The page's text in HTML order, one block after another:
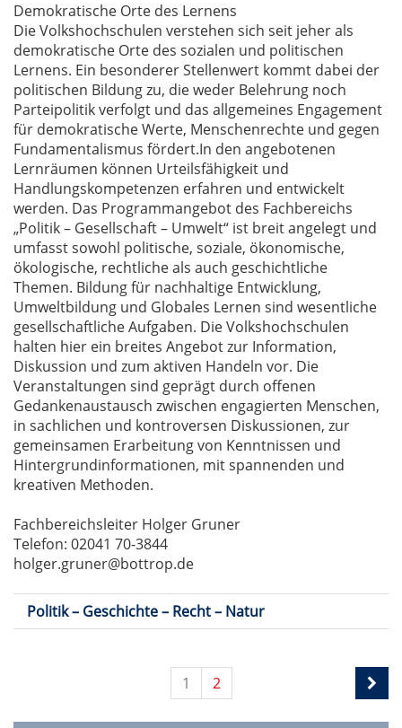
Demokratische Orte des Lernens
Die Volkshochschulen verstehen sich seit jeher als
demokratische Orte des sozialen und politischen
Lernens. Ein besonderer Stellenwert kommt dabei der
politischen Bildung zu, die weder Belehrung noch
Parteipolitik verfolgt und das allgemeines Engagement
für demokratische Werte, Menschenrechte und gegen
Fundamentalismus fördert.In den angebotenen
Lernräumen können Urteilsfähigkeit und
Handlungskompetenzen erfahren und entwickelt
werden. Das Programmangebot des Fachbereichs
„Politik – Gesellschaft – Umwelt“ ist breit angelegt und
umfasst sowohl politische, soziale, ökonomische,
ökologische, rechtliche als auch geschichtliche
Themen. Bildung für nachhaltige Entwicklung,
Umweltbildung und Globales Lernen sind wesentliche
gesellschaftliche Aufgaben. Die Volkshochschulen
halten hier ein breites Angebot zur Information,
Diskussion und zum aktiven Handeln vor. Die
Veranstaltungen sind geprägt durch offenen
Gedankenaustausch zwischen engagierten Menschen,
in sachlichen und kontroversen Diskussionen, zur
gemeinsamen Erarbeitung von Kenntnissen und
Hintergrundinformationen, mit spannenden und
kreativen Methoden.
Fachbereichsleiter Holger Gruner
Telefon: 02041 70-3844
holger.gruner@bottrop.de
Politik – Geschichte – Recht – Natur
1 2